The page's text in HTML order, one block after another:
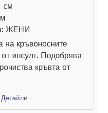
см
ЖЕНИ
на кръвоносните
инсулт. Подобрява
кръвта от
Детайли